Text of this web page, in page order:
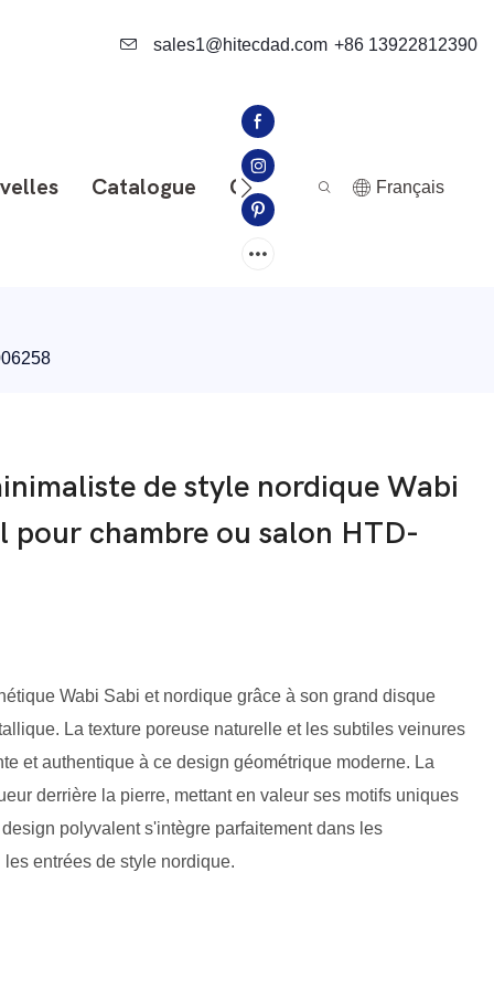
sales1@hitecdad.com +86 13922812390
Catalogue Contactez-NousFrançais
de style nordique Wabi
chambre ou salon HTD-
Wabi Sabi et nordique grâce à son grand disque
La texture poreuse naturelle et les subtiles veinures
et authentique à ce design géométrique moderne. La
derrière la pierre, mettant en valeur ses motifs uniques
polyvalent s'intègre parfaitement dans les
entrées de style nordique.